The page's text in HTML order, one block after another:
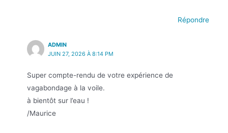
Répondre
ADMIN
JUIN 27, 2026 À 8:14 PM
Super compte-rendu de votre expérience de
vagabondage à la voile.
à bientôt sur l’eau !
/Maurice